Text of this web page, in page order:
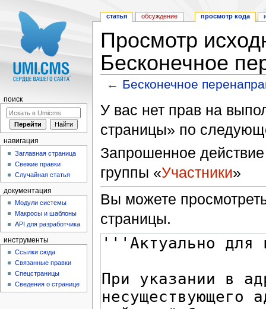
Просмотр
Бесконечное
← Бесконечное
У вас нет прав на
страницы» по
Запрошенное действие
группы «Участники»
Вы можете
страницы.
статья обсуждение просмотр кода
поиск
навигация
Заглавная страница
Свежие правки
Случайная статья
документация
Модули системы
Макросы и шаблоны
API для разработчика
инструменты
Ссылки сюда
Связанные правки
Спецстраницы
Сведения о странице